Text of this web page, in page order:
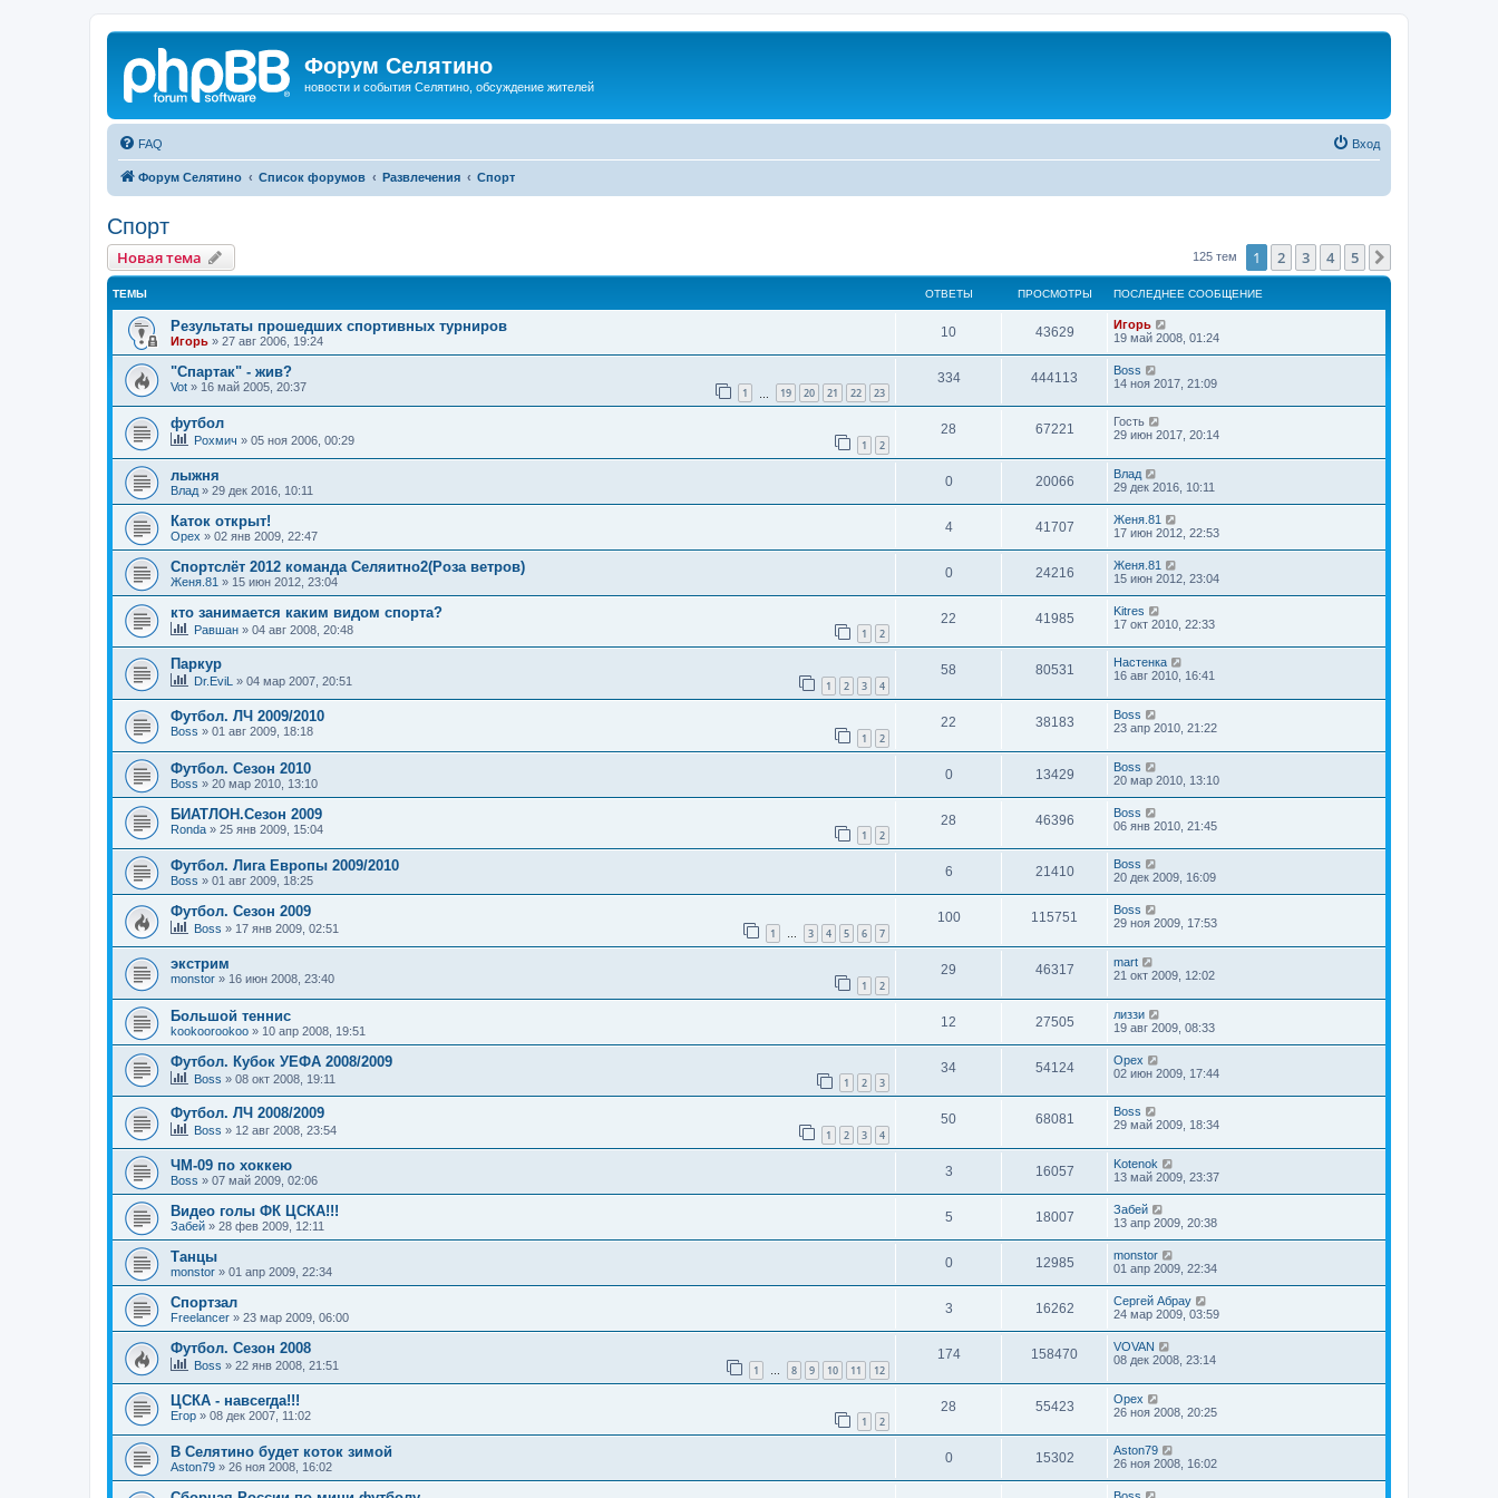
Форум Селятино
новости и события Селятино, обсуждение жителей
FAQ Вход
Форум Селятино Список форумов Развлечения Спорт
Спорт
Новая тема 125 тем 1 2 3 4 5
ТЕМЫ ОТВЕТЫ ПРОСМОТРЫ ПОСЛЕДНЕЕ СООБЩЕНИЕ
Результаты прошедших спортивных турниров
Игорь » 27 авг 2006, 19:24
10 43629
Игорь
19 май 2008, 01:24
"Спартак" - жив?
Vot » 16 май 2005, 20:37 1 19 20 21 22 23
334 444113
Boss
14 ноя 2017, 21:09
футбол
Рохмич » 05 ноя 2006, 00:29 1 2
28 67221
Гость
29 июн 2017, 20:14
лыжня
Влад » 29 дек 2016, 10:11
0 20066
Влад
29 дек 2016, 10:11
Каток открыт!
Орех » 02 янв 2009, 22:47
4 41707
Женя.81
17 июн 2012, 22:53
Спортслёт 2012 команда Селяитно2(Роза ветров)
Женя.81 » 15 июн 2012, 23:04
0 24216
Женя.81
15 июн 2012, 23:04
кто занимается каким видом спорта?
Равшан » 04 авг 2008, 20:48 1 2
22 41985
Kitres
17 окт 2010, 22:33
Паркур
Dr.EviL » 04 мар 2007, 20:51 1 2 3 4
58 80531
Настенка
16 авг 2010, 16:41
Футбол. ЛЧ 2009/2010
Boss » 01 авг 2009, 18:18 1 2
22 38183
Boss
23 апр 2010, 21:22
Футбол. Сезон 2010
Boss » 20 мар 2010, 13:10
0 13429
Boss
20 мар 2010, 13:10
БИАТЛОН.Сезон 2009
Ronda » 25 янв 2009, 15:04 1 2
28 46396
Boss
06 янв 2010, 21:45
Футбол. Лига Европы 2009/2010
Boss » 01 авг 2009, 18:25
6 21410
Boss
20 дек 2009, 16:09
Футбол. Сезон 2009
Boss » 17 янв 2009, 02:51 1 … 3 4 5 6 7
100 115751
Boss
29 ноя 2009, 17:53
экстрим
monstor » 16 июн 2008, 23:40 1 2
29 46317
mart
21 окт 2009, 12:02
Большой теннис
kookoorookoo » 10 апр 2008, 19:51
12 27505
лиззи
19 авг 2009, 08:33
Футбол. Кубок УЕФА 2008/2009
Boss » 08 окт 2008, 19:11 1 2 3
34 54124
Орех
02 июн 2009, 17:44
Футбол. ЛЧ 2008/2009
Boss » 12 авг 2008, 23:54 1 2 3 4
50 68081
Boss
29 май 2009, 18:34
ЧМ-09 по хоккею
Boss » 07 май 2009, 02:06
3 16057
Kotenok
13 май 2009, 23:37
Видео голы ФК ЦСКА!!!
Забей » 28 фев 2009, 12:11
5 18007
Забей
13 апр 2009, 20:38
Танцы
monstor » 01 апр 2009, 22:34
0 12985
monstor
01 апр 2009, 22:34
Спортзал
Freelancer » 23 мар 2009, 06:00
3 16262
Сергей Абрау
24 мар 2009, 03:59
Футбол. Сезон 2008
Boss » 22 янв 2008, 21:51 1 … 8 9 10 11 12
174 158470
VOVAN
08 дек 2008, 23:14
ЦСКА - навсегда!!!
Егор » 08 дек 2007, 11:02 1 2
28 55423
Орех
26 ноя 2008, 20:25
В Селятино будет коток зимой
Aston79 » 26 ноя 2008, 16:02
0 15302
Aston79
26 ноя 2008, 16:02